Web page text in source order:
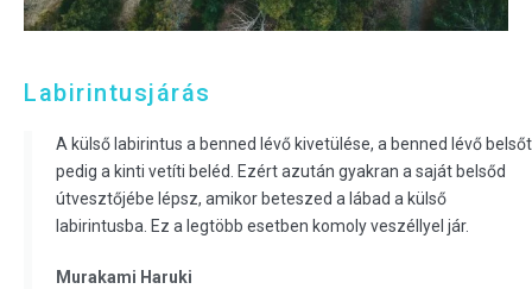
Labirintusjárás
A külső labirintus a benned lévő kivetülése, a benned lévő belsőt
pedig a kinti vetíti beléd. Ezért azután gyakran a saját belsőd
útvesztőjébe lépsz, amikor beteszed a lábad a külső
labirintusba. Ez a legtöbb esetben komoly veszéllyel jár.
Murakami Haruki